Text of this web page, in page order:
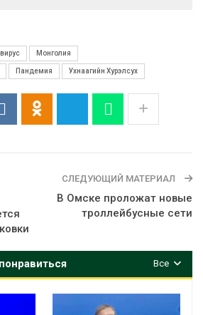
Монголия
Пандемия Ухнаагийн Хурэлсух
СЛЕДУЮЩИЙ МАТЕРИАЛ
В Омске проложат новые
троллейбусные сети
Все